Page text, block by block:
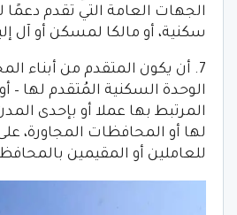
الجهات العامة التي تقدم
سكنية، أو مالكا لمسكن أو آل
7. أن يكون المتقدم من أبناء
الوحدة السكنية المُتقدم لها –
المرتبط بها عملا أو بإحدى
لها أو المحافظات المجاورة،
للعاملين أو المقيمين